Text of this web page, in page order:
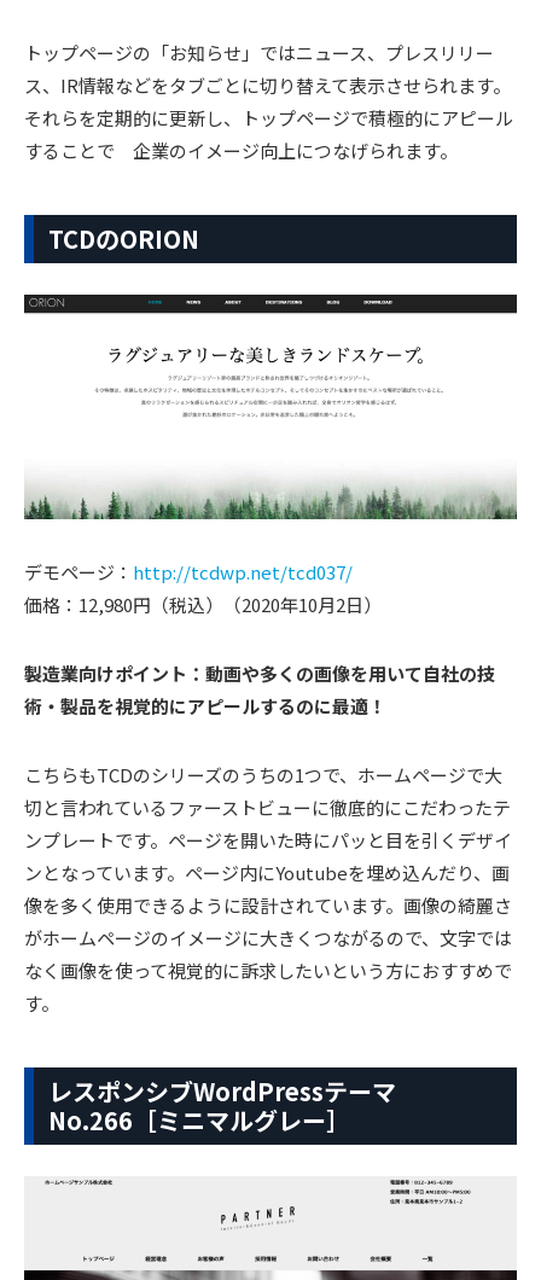
トップページの「お知らせ」ではニュース、プレスリリー
ス、IR情報などをタブごとに切り替えて表示させられます。
それらを定期的に更新し、トップページで積極的にアピール
することで 企業のイメージ向上につなげられます。
TCDのORION
デモページ： http://tcdwp.net/tcd037/
価格：12,980円（税込）（2020年10月2日）
製造業向けポイント：動画や多くの画像を用いて自社の技
術・製品を視覚的にアピールするのに最適！
こちらもTCDのシリーズのうちの1つで、ホームページで大
切と言われているファーストビューに徹底的にこだわったテ
ンプレートです。ページを開いた時にパッと目を引くデザイ
ンとなっています。ページ内にYoutubeを埋め込んだり、画
像を多く使用できるように設計されています。画像の綺麗さ
がホームページのイメージに大きくつながるので、文字では
なく画像を使って視覚的に訴求したいという方におすすめで
す。
レスポンシブWordPressテーマ
No.266［ミニマルグレー］